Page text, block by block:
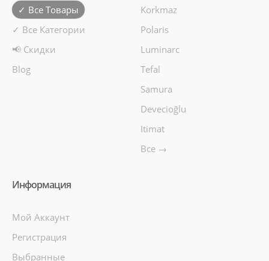
✓ Все Товары
✓ Все Категории
📢 Скидки
Blog
Korkmaz
Polaris
Luminarc
Tefal
Samura
Devecioğlu
Itimat
Все →
Информация
Мой Аккаунт
Регистрация
Выбранные